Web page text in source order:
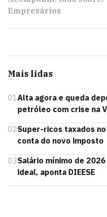
Empresários
Mais lidas
01Alta agora e queda
petróleo com crise na
02Super-ricos taxados
conta do novo imposto
03Salário mínimo de
ideal, aponta DIEESE